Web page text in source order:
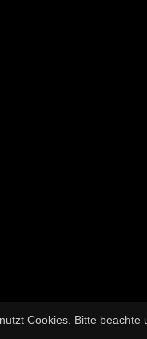
Cookies. Bitte beachte